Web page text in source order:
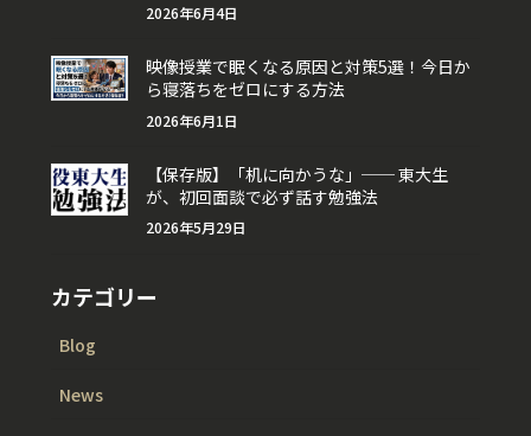
2026年6月4日
映像授業で眠くなる原因と対策5選！今日か
ら寝落ちをゼロにする方法
2026年6月1日
【保存版】「机に向かうな」── 東大生
が、初回面談で必ず話す勉強法
2026年5月29日
カテゴリー
Blog
News